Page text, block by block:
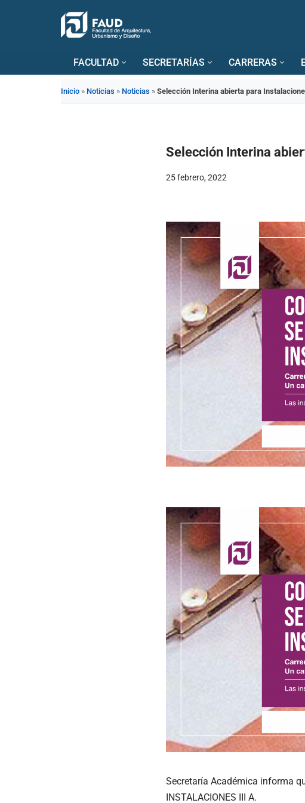
FACULTAD SECRETARÍAS CARRERAS
Inicio » Noticias » Noticias » Selección Interina abierta para
Selección Interina
25 febrero, 2022
Secretaría Académica informa
INSTALACIONES III A.